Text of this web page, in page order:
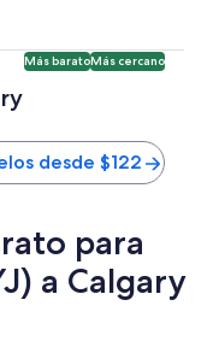
Más baratoMás cercano
desde $122
para
a Calgary